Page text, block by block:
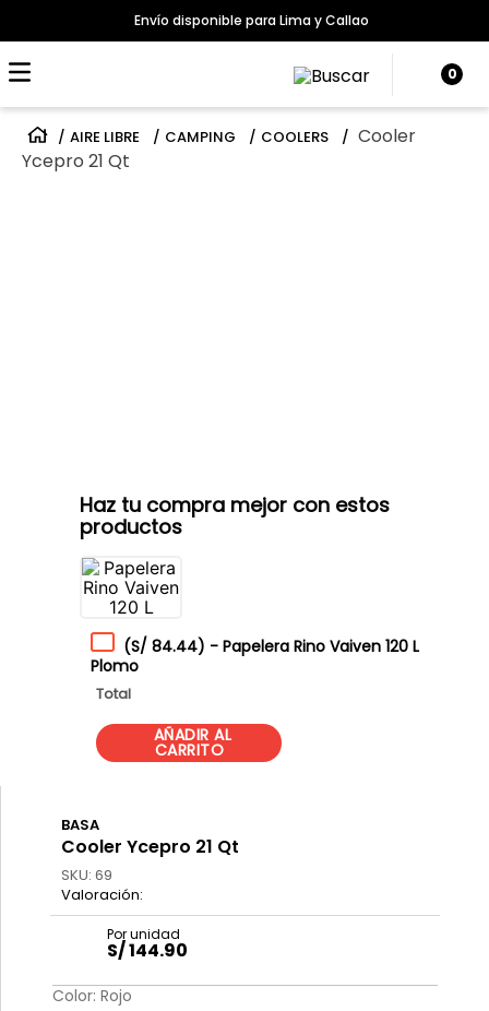
Envío disponible para Lima y Callao
0
AIRE LIBRE CAMPING COOLERS
Cooler
Ycepro 21 Qt
Haz tu compra mejor con estos
productos
(S/ 84.44) -Papelera Rino Vaiven 120 L
Plomo
Total
BASA
Cooler Ycepro 21 Qt
SKU: 69
S/144.90
Color: Rojo